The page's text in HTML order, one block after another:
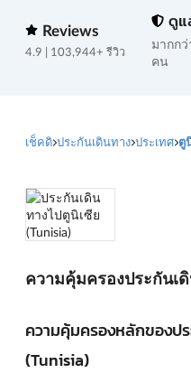
Reviews
4.9 | 103,944+ รีวิว
ดูแ
มากกว่
คน
เช็คดิ ประกันเดินทาง ประเทศ ตู
ความคุ้มครองประกันเ
ความคุ้มครองหลักของป
(Tunisia)